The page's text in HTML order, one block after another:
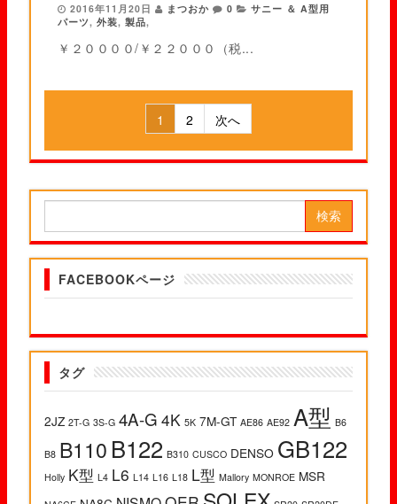
2016年11月20日 まつおか 0
サニー ＆ A型用
パーツ , 外装, 製品,
￥２００００/￥２２０００（税...
投稿ナビゲーション
1 2 次へ
FACEBOOKページ
タグ
2JZ 2T-G 3S-G 4A-G 4K 5K 7M-GT AE86 AE92 A型 B6
B8 B110 B122 B310 CUSCO DENSO GB122
Holly K型 L4 L6 L14 L16 L18 L型 Mallory MONROE MSR